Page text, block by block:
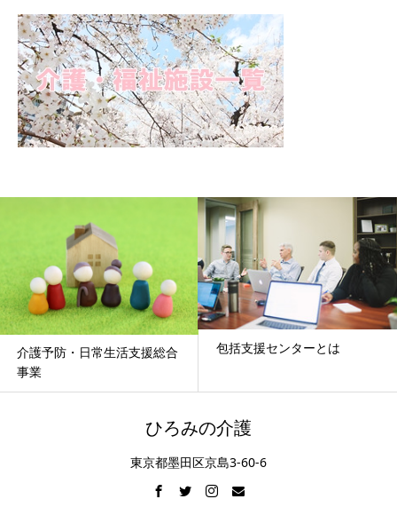
介護予防・日常生活支援総合
事業
包括支援センターとは
ひろみの介護
東京都墨田区京島3-60-6